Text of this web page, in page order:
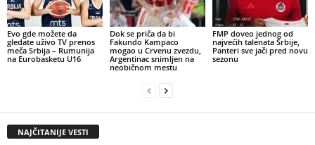
Evo gde možete da
gledate uživo TV prenos
meča Srbija – Rumunija
na Eurobasketu U16
Dok se priča da bi
Fakundo Kampaco
mogao u Crvenu zvezdu,
Argentinac snimljen na
neobičnom mestu
FMP doveo jednog od
najvećih talenata Srbije,
Panteri sve jači pred novu
sezonu
NAJČITANIJE VESTI